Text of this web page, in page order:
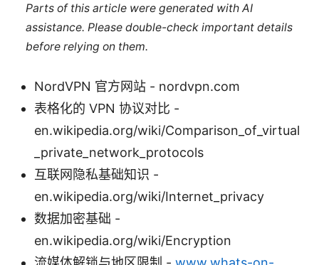
Parts of this article were generated with AI
assistance. Please double-check important details
before relying on them.
NordVPN 官方网站 - nordvpn.com
表格化的 VPN 协议对比 -
en.wikipedia.org/wiki/Comparison_of_virtual
_private_network_protocols
互联网隐私基础知识 -
en.wikipedia.org/wiki/Internet_privacy
数据加密基础 -
en.wikipedia.org/wiki/Encryption